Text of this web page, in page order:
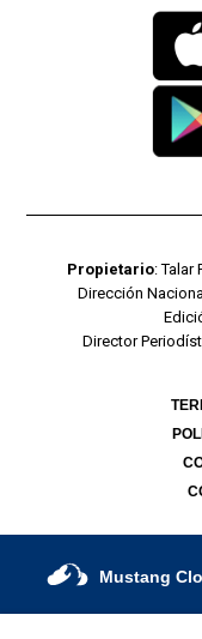
Propietario: Talar
Dirección
Director
Mustang